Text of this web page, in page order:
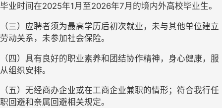
毕业时间在2025年1月至2026年7月的境内外高校毕业生。
（三）应聘者须为最高学历后初次就业，未与其他单位建立
劳动关系，未参加社会保险。
（四）具有良好的职业素养和团结协作精神，身心健康，服
从组织安排。
（五）无经商办企业或在工商企业兼职的情形；符合我行任
职回避和亲属回避相关规定。